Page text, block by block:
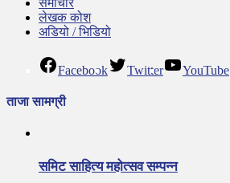
लेखक कोश
अडियो / भिडियो
Facebook Twitter YouTube
ताजा सामग्री
समिट साहित्य महोत्सव सम्पन्न